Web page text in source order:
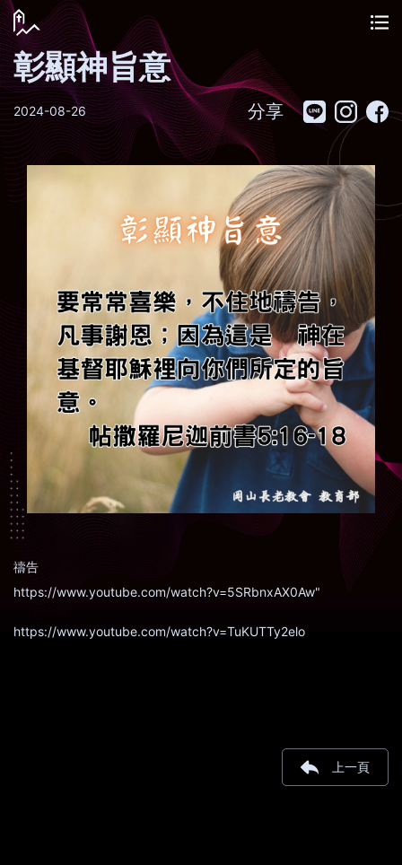
彰顯神旨意
2024-08-26 分享
禱告
https://www.youtube.com/watch?v=5SRbnxAX0Aw"
https://www.youtube.com/watch?v=TuKUTTy2elo
上一頁